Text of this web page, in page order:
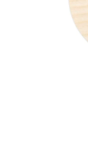
Datenschutzerklärung